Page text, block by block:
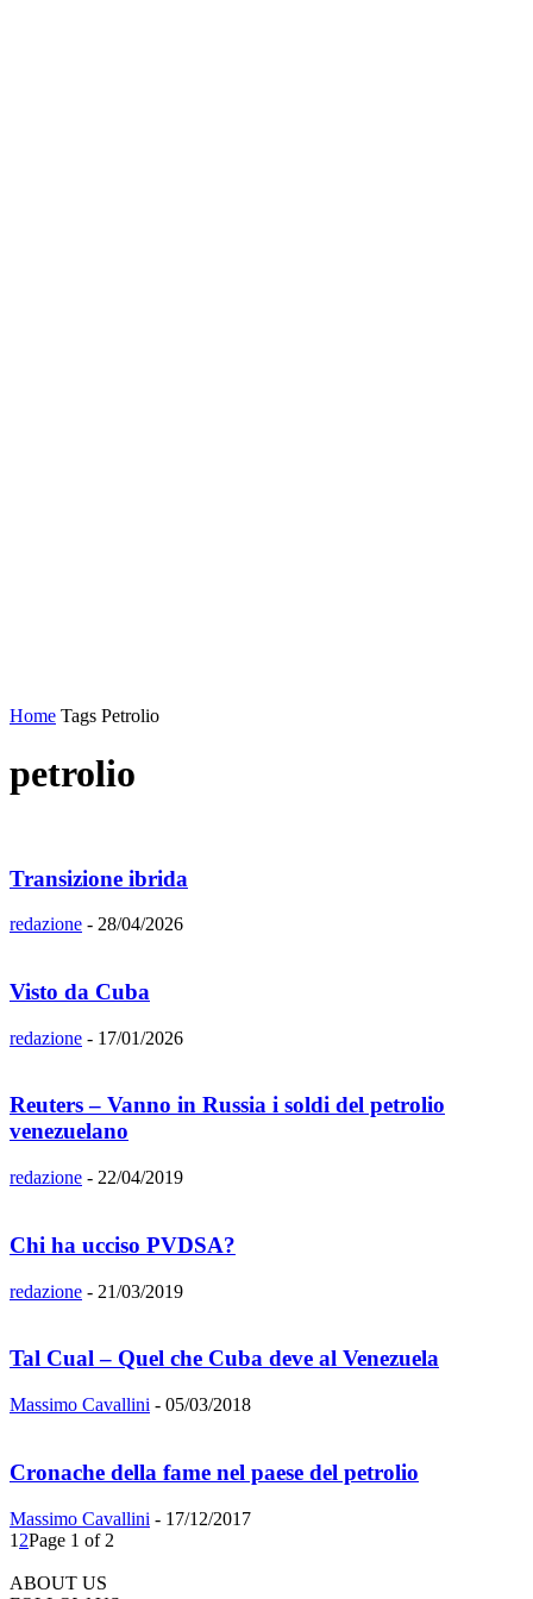
Home Tags Petrolio
petrolio
Transizione ibrida
redazione - 28/04/2026
Visto da Cuba
redazione - 17/01/2026
Reuters – Vanno in Russia i soldi del petrolio
venezuelano
redazione - 22/04/2019
Chi ha ucciso PVDSA?
redazione - 21/03/2019
Tal Cual – Quel che Cuba deve al Venezuela
Massimo Cavallini - 05/03/2018
Cronache della fame nel paese del petrolio
Massimo Cavallini - 17/12/2017
1 2Page 1 of 2
ABOUT US